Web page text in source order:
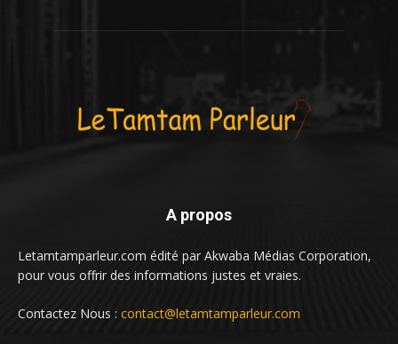
A propos
Letamtamparleur.com édité par Akwaba Médias Corporation,
pour vous offrir des informations justes et vraies.
Contactez Nous : contact@letamtamparleur.com